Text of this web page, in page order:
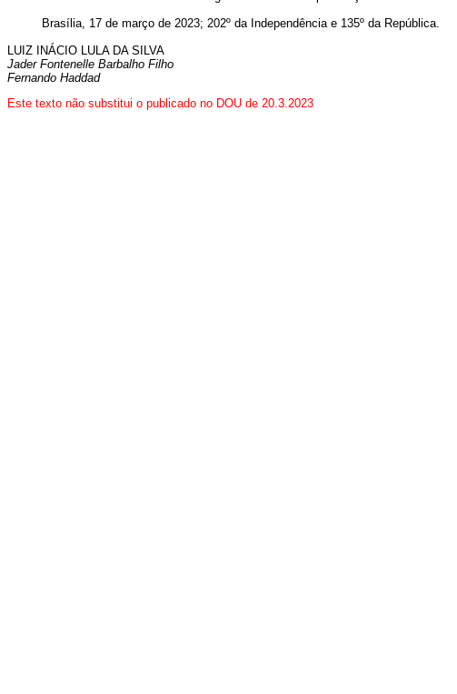
Brasília, 17 de março de 2023; 202º da Independência e 135º da República.
LUIZ INÁCIO LULA DA SILVA
Jader Fontenelle Barbalho Filho
Fernando Haddad
Este texto não substitui o publicado no DOU de 20.3.2023